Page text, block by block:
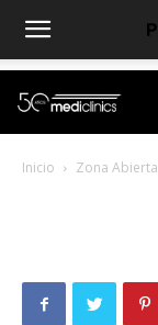
Inicio Zona Abierta